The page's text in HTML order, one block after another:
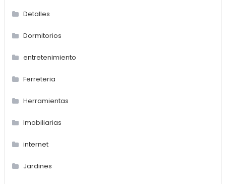
Detalles
Dormitorios
entretenimiento
Ferreteria
Herramientas
Imobiliarias
internet
Jardines